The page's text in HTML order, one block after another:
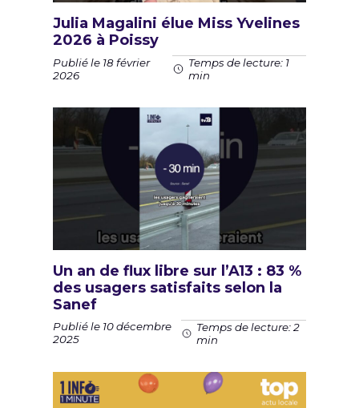
Julia Magalini élue Miss Yvelines
2026 à Poissy
Publié le 18 février
2026
Temps de lecture: 1
min
Un an de flux libre sur l’A13 : 83 %
des usagers satisfaits selon la
Sanef
Publié le 10 décembre
2025
Temps de lecture: 2
min